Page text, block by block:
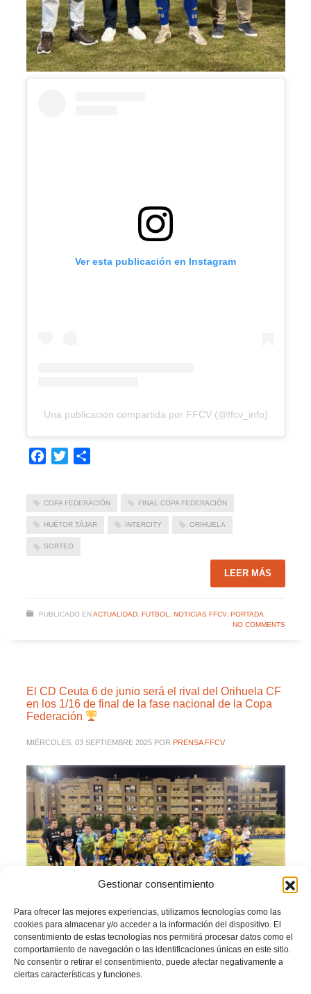
Gestionar consentimiento
Para ofrecer las mejores experiencias, utilizamos tecnologías como las
cookies para almacenar y/o acceder a la información del dispositivo. El
consentimiento de estas tecnologías nos permitirá procesar datos como el
comportamiento de navegación o las identificaciones únicas en este sitio.
No consentir o retirar el consentimiento, puede afectar negativamente a
ciertas características y funciones.
Ver esta publicación en Instagram
Una publicación compartida por FFCV (@ffcv_info)
Facebook
Twitter
COPA FEDERACIÓN FINAL COPA FEDERACIÓN
HUÉTOR TÁJAR INTERCITY ORIHUELA
SORTEO
LEER MÁS
PUBLICADO EN ACTUALIDAD, FUTBOL NOTICIAS FFCV, PORTADA
NO COMMENTS
El CD Ceuta 6 de junio será el rival del Orihuela CF
en los 1/16 de final de la fase nacional de la Copa
Federación
MIÉRCOLES, 03 SEPTIEMBRE 2025 POR PRENSA FFCV
ElCD Ceuta 6 de junioserá el rival del